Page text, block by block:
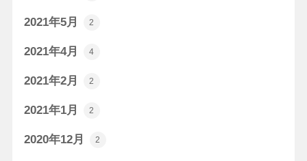
2021年5月 2
2021年4月 4
2021年2月 2
2021年1月 2
2020年12月 2